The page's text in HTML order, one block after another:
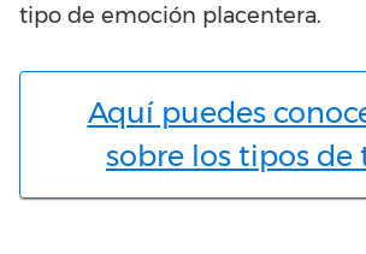
tipo de emoción placentera.
Aquí puedes
sobre los tipos de